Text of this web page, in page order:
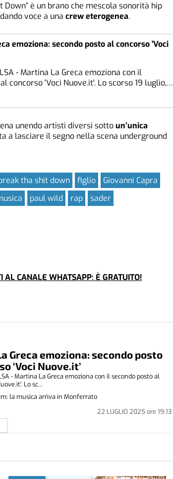
è un brano che mescola sonorità hip
voce a una crew eterogenea.
emoziona: secondo posto al concorso 'Voci
- Martina La Greca emoziona con il
concorso 'Voci Nuove.it'. Lo scorso 19 luglio,…
unendo artisti diversi sottoun’unica
a lasciare il segno nella scena underground
tha shit down figlio
Giovanni Capra
paul wild rap
sader
AL CANALE WHATSAPP: È GRATUITO!
Greca emoziona: secondo posto
‘Voci Nuove.it’
22 LUGLIO 2025ore 19:13
- Martina La Greca emoziona con il secondo posto al
Lo sc...
la musica arriva in Monferrato